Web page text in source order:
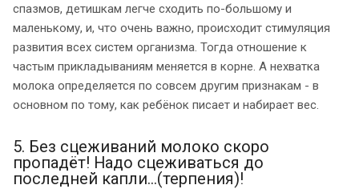
спазмов, детишкам легче сходить по-большому и
маленькому, и, что очень важно, происходит стимуляция
развития всех систем организма. Тогда отношение к
частым прикладываниям меняется в корне. А нехватка
молока определяется по совсем другим признакам - в
основном по тому, как ребёнок писает и набирает вес.
5. Без сцеживаний молоко скоро
пропадёт! Надо сцеживаться до
последней капли...(терпения)!